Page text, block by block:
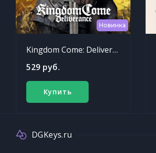
Новинка
Kingdom Come: Deliverance
529 руб.
Купить
DGKeys.ru